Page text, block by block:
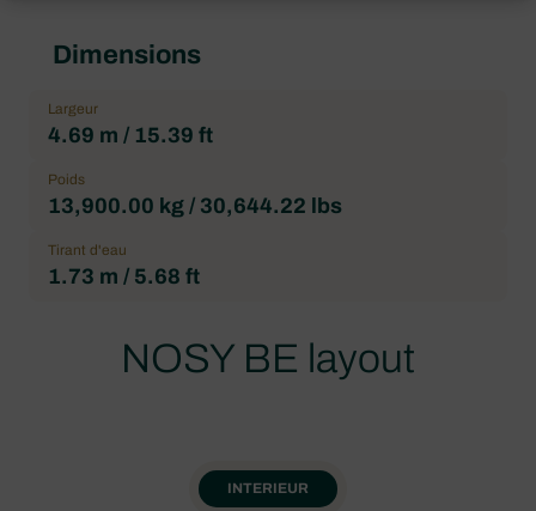
Dimensions
Largeur
4.69 m / 15.39 ft
Poids
13,900.00 kg / 30,644.22 lbs
Tirant d'eau
1.73 m / 5.68 ft
NOSY BE layout
INTERIEUR